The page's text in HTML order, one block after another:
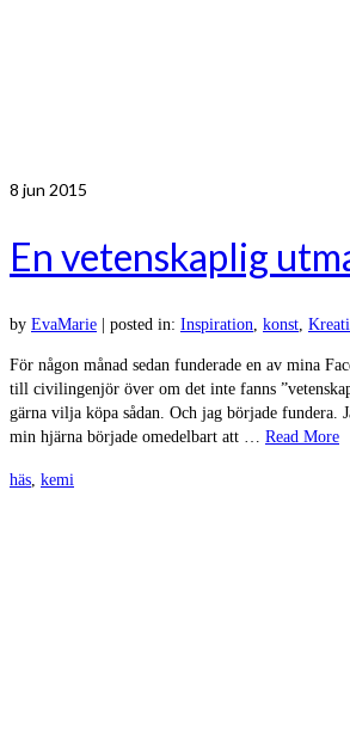
8 jun 2015
En vetenskaplig
by EvaMarie posted in: Inspiration, konst,
För någon månad sedan funderade en av mina
till civilingenjör över om det inte fanns
gärna vilja köpa sådan. Och jag började fundera.
min hjärna började omedelbart att … Read More
häs, kemi